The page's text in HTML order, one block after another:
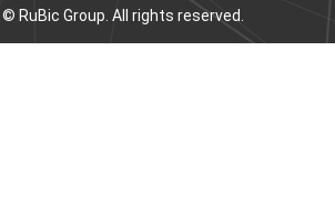
RuBic Group. All rights reserved.